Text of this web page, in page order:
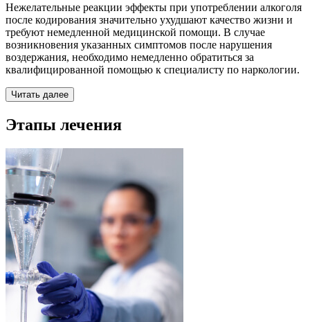
Нежелательные реакции эффекты при употреблении алкоголя
после кодирования значительно ухудшают качество жизни и
требуют немедленной медицинской помощи. В случае
возникновения указанных симптомов после нарушения
воздержания, необходимо немедленно обратиться за
квалифицированной помощью к специалисту по наркологии.
Читать далее
Этапы лечения